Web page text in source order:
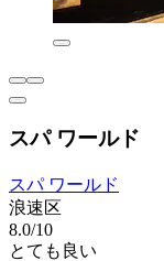
スパ ワールド
スパ ワールド
浪速区
8.0/10
とても良い